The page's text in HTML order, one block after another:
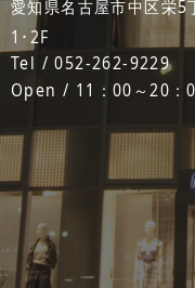
愛知県名古屋市中区栄
1･2F
Tel / 052-262-9229
Open / 11：00～20：